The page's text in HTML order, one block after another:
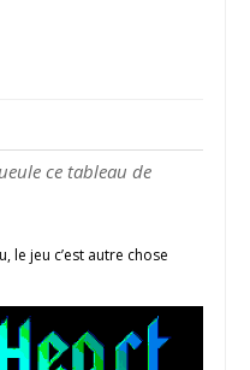
ce tableau de
le jeu c’est autre chose